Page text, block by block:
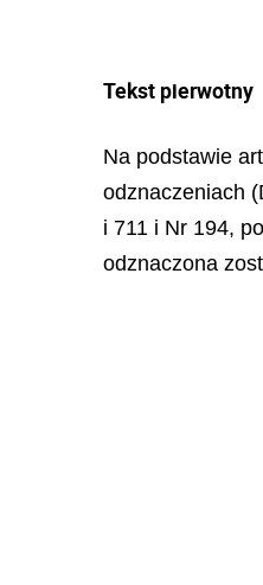
Tekst pierwotny
Na podstawie
odznaczeniach
i 711 i Nr 194,
odznaczona